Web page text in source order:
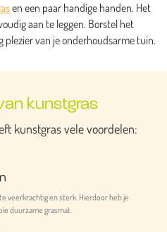
en een paar handige handen. Het
aan te leggen. Borstel het
plezier van je onderhoudsarme tuin.
kunstgras
kunstgras vele voordelen:
veerkrachtig en sterk. Hierdoor heb je
duurzame grasmat.